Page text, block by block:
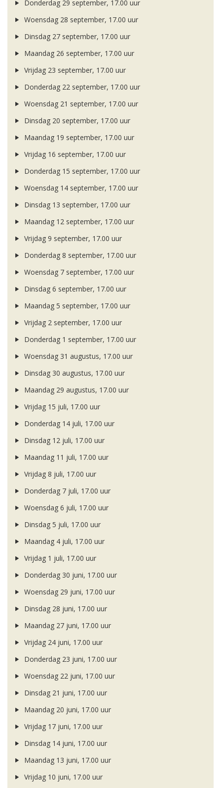
Donderdag 29 september, 17.00 uur
Woensdag 28 september, 17.00 uur
Dinsdag 27 september, 17.00 uur
Maandag 26 september, 17.00 uur
Vrijdag 23 september, 17.00 uur
Donderdag 22 september, 17.00 uur
Woensdag 21 september, 17.00 uur
Dinsdag 20 september, 17.00 uur
Maandag 19 september, 17.00 uur
Vrijdag 16 september, 17.00 uur
Donderdag 15 september, 17.00 uur
Woensdag 14 september, 17.00 uur
Dinsdag 13 september, 17.00 uur
Maandag 12 september, 17.00 uur
Vrijdag 9 september, 17.00 uur
Donderdag 8 september, 17.00 uur
Woensdag 7 september, 17.00 uur
Dinsdag 6 september, 17.00 uur
Maandag 5 september, 17.00 uur
Vrijdag 2 september, 17.00 uur
Donderdag 1 september, 17.00 uur
Woensdag 31 augustus, 17.00 uur
Dinsdag 30 augustus, 17.00 uur
Maandag 29 augustus, 17.00 uur
Vrijdag 15 juli, 17.00 uur
Donderdag 14 juli, 17.00 uur
Dinsdag 12 juli, 17.00 uur
Maandag 11 juli, 17.00 uur
Vrijdag 8 juli, 17.00 uur
Donderdag 7 juli, 17.00 uur
Woensdag 6 juli, 17.00 uur
Dinsdag 5 juli, 17.00 uur
Maandag 4 juli, 17.00 uur
Vrijdag 1 juli, 17.00 uur
Donderdag 30 juni, 17.00 uur
Woensdag 29 juni, 17.00 uur
Dinsdag 28 juni, 17.00 uur
Maandag 27 juni, 17.00 uur
Vrijdag 24 juni, 17.00 uur
Donderdag 23 juni, 17.00 uur
Woensdag 22 juni, 17.00 uur
Dinsdag 21 juni, 17.00 uur
Maandag 20 juni, 17.00 uur
Vrijdag 17 juni, 17.00 uur
Dinsdag 14 juni, 17.00 uur
Maandag 13 juni, 17.00 uur
Vrijdag 10 juni, 17.00 uur